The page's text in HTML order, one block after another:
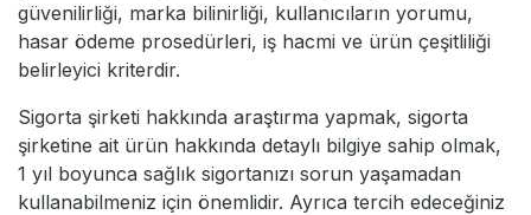
güvenilirliği, marka bilinirliği, kullanıcıların yorumu,
hasar ödeme prosedürleri, iş hacmi ve ürün çeşitliliği
belirleyici kriterdir.
Sigorta şirketi hakkında araştırma yapmak, sigorta
şirketine ait ürün hakkında detaylı bilgiye sahip olmak,
1 yıl boyunca sağlık sigortanızı sorun yaşamadan
kullanabilmeniz için önemlidir. Ayrıca tercih edeceğiniz